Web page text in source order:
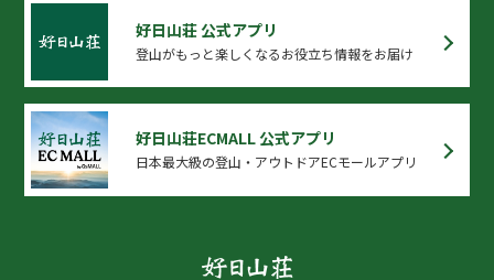
好日山荘 公式アプリ
登山がもっと楽しくなるお役立ち情報をお届け
好日山荘ECMALL 公式アプリ
日本最大級の登山・アウトドアECモールアプリ